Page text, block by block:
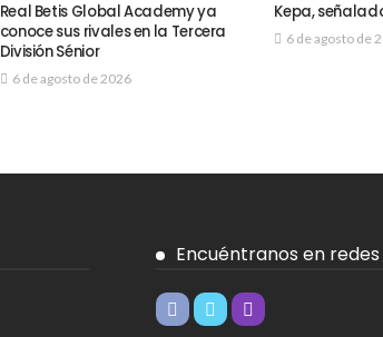
Real Betis Global Academy ya
conoce sus rivales en la Tercera
División Sénior
6 de agosto de 2026
Kepa,
6 de agosto de
Encuéntranos en